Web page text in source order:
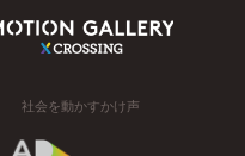
社会を動かすかけ声